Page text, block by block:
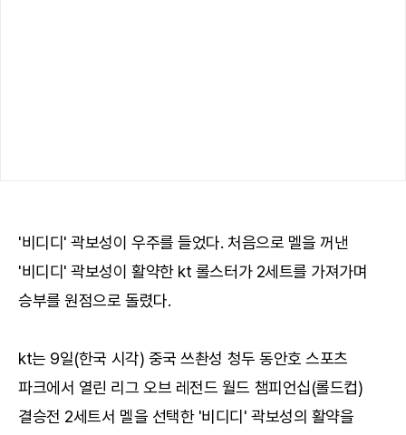
'비디디' 곽보성이 우주를 들었다. 처음으로 멜을 꺼낸
'비디디' 곽보성이 활약한 kt 롤스터가 2세트를 가져가며
승부를 원점으로 돌렸다.
kt는 9일(한국 시각) 중국 쓰촨성 청두 동안호 스포츠
파크에서 열린 리그 오브 레전드 월드 챔피언십(롤드컵)
결승전 2세트서 멜을 선택한 '비디디' 곽보성의 활약을